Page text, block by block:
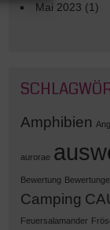
Mai 2023 (1)
Amphibien
aurorae
Bewertung
Camping
Feuersalamander